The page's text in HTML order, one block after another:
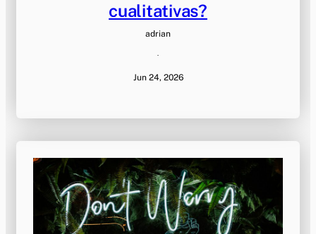
cualitativas?
adrian
·
Jun 24, 2026